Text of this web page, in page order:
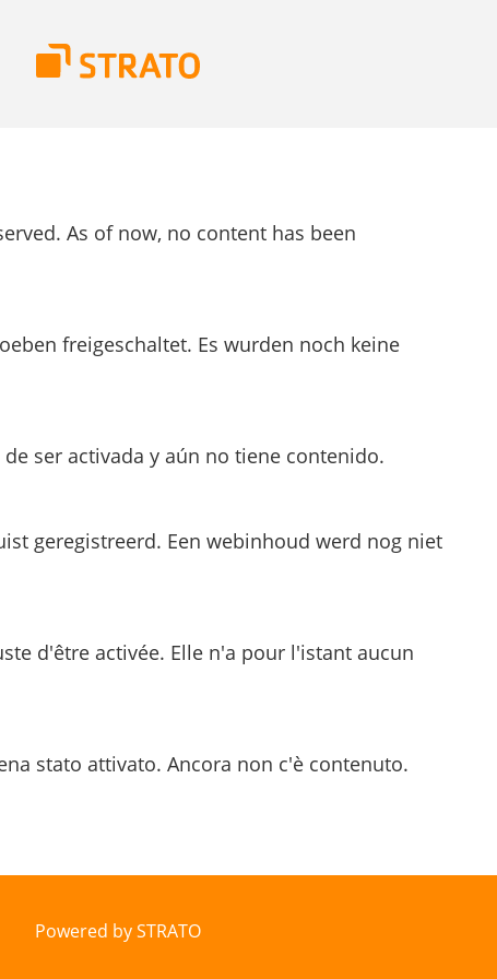
As of now, no content has been
freigeschaltet. Es wurden noch keine
de ser activada y aún no tiene contenido.
geregistreerd. Een webinhoud werd nog niet
d'être activée. Elle n'a pour l'istant aucun
stato attivato. Ancora non c'è contenuto.
Powered by STRATO